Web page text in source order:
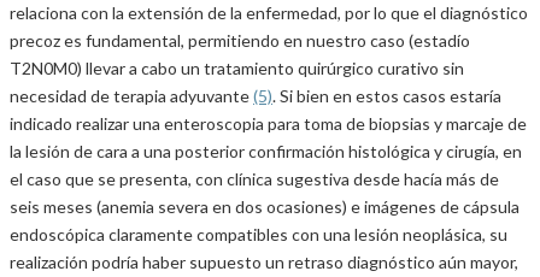
relaciona con la extensión de la enfermedad, por lo que el diagnóstico
precoz es fundamental, permitiendo en nuestro caso (estadío
T2N0M0) llevar a cabo un tratamiento quirúrgico curativo sin
necesidad de terapia adyuvante(5). Si bien en estos casos estaría
indicado realizar una enteroscopia para toma de biopsias y marcaje de
la lesión de cara a una posterior confirmación histológica y cirugía, en
el caso que se presenta, con clínica sugestiva desde hacía más de
seis meses (anemia severa en dos ocasiones) e imágenes de cápsula
endoscópica claramente compatibles con una lesión neoplásica, su
realización podría haber supuesto un retraso diagnóstico aún mayor,